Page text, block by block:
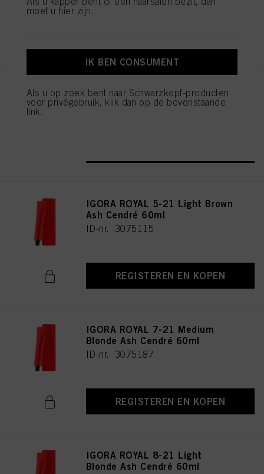
IGORA ROYAL Cools 9-19 60ml
ID-nr. 3075087
IGORA ROYAL 5-21 Light Brown
Ash Cendré 60ml
ID-nr. 3075115
REGISTEREN EN KOPEN
IGORA ROYAL 7-21 Medium
Blonde Ash Cendré 60ml
ID-nr. 3075187
REGISTEREN EN KOPEN
IGORA ROYAL 8-21 Light
Blonde Ash Cendré 60ml
moet u hier zijn.
IK BEN CONSUMENT
Als u op zoek bent naar Schwarzkopf-producten
voor privégebruik, klik dan op de bovenstaande
link.